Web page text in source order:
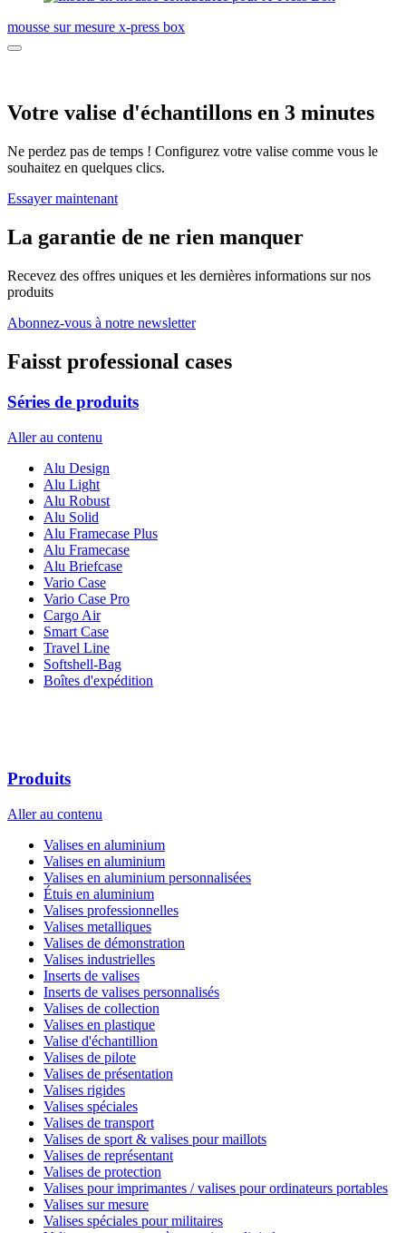
mousse sur mesure x-press box
Votre valise d'échantillons en 3 minutes
Ne perdez pas de temps ! Configurez votre valise comme vous le
souhaitez en quelques clics.
Essayer maintenant
La garantie de ne rien manquer
Recevez des offres uniques et les dernières informations sur nos
produits
Abonnez-vous à notre newsletter
Faisst professional cases
Séries de produits
Aller au contenu
Alu Design
Alu Light
Alu Robust
Alu Solid
Alu Framecase Plus
Alu Framecase
Alu Briefcase
Vario Case
Vario Case Pro
Cargo Air
Smart Case
Travel Line
Softshell-Bag
Boîtes d'expédition
Produits
Aller au contenu
Valises en aluminium
Valises en aluminium
Valises en aluminium personnalisées
Étuis en aluminium
Valises professionnelles
Valises metalliques
Valises de démonstration
Valises industrielles
Inserts de valises
Inserts de valises personnalisés
Valises de collection
Valises en plastique
Valise d'échantillion
Valises de pilote
Valises de présentation
Valises rigides
Valises spéciales
Valises de transport
Valises de sport & valises pour maillots
Valises de représentant
Valises de protection
Valises pour imprimantes / valises pour ordinateurs portables
Valises sur mesure
Valises spéciales pour militaires